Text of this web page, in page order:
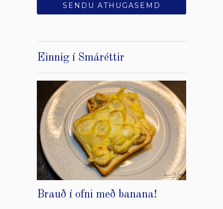
Einnig í Smáréttir
Brauð í ofni með banana!